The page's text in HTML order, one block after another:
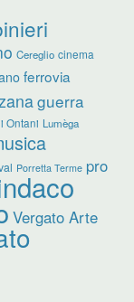
Cereglio cinema
ferrovia
guerra
Ontani Lumèga
Porretta Terme pro
Vergato Arte